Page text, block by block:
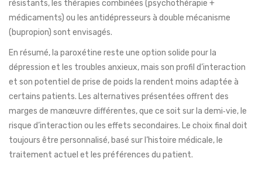
résistants, les thérapies combinées (psychothérapie +
médicaments) ou les antidépresseurs à double mécanisme
(bupropion) sont envisagés.
En résumé, la paroxétine reste une option solide pour la
dépression et les troubles anxieux, mais son profil d’interaction
et son potentiel de prise de poids la rendent moins adaptée à
certains patients. Les alternatives présentées offrent des
marges de manœuvre différentes, que ce soit sur la demi‑vie, le
risque d’interaction ou les effets secondaires. Le choix final doit
toujours être personnalisé, basé sur l’histoire médicale, le
traitement actuel et les préférences du patient.